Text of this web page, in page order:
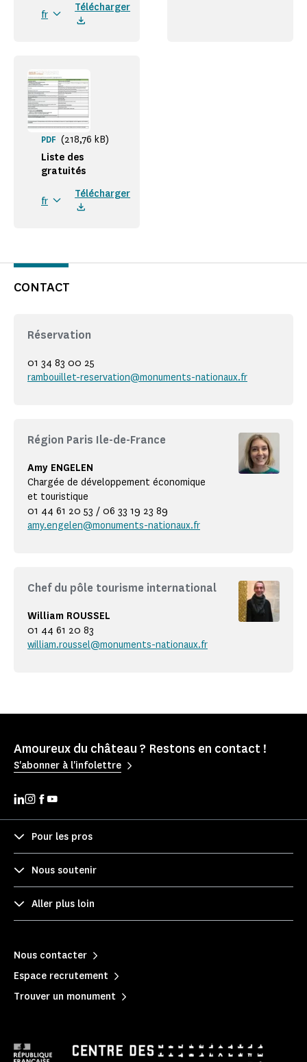
fr
Télécharger
Liste des
gratuités
PDF (218,76 kB)
fr
Télécharger
CONTACT
Réservation
01 34 83 00 25
rambouillet-reservation@monuments-nationaux.fr
Région Paris Ile-de-France
Amy ENGELEN
Chargée de développement économique
et touristique
01 44 61 20 53 / 06 33 19 23 89
amy.engelen@monuments-nationaux.fr
Chef du pôle tourisme international
William ROUSSEL
01 44 61 20 83
william.roussel@monuments-nationaux.fr
Amoureux du château ? Restons en contact !
S'abonner à l'infolettre
Pour les pros
Nous soutenir
Aller plus loin
Nous contacter
Espace recrutement
Trouver un monument